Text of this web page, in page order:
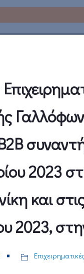
2023
και
2023,